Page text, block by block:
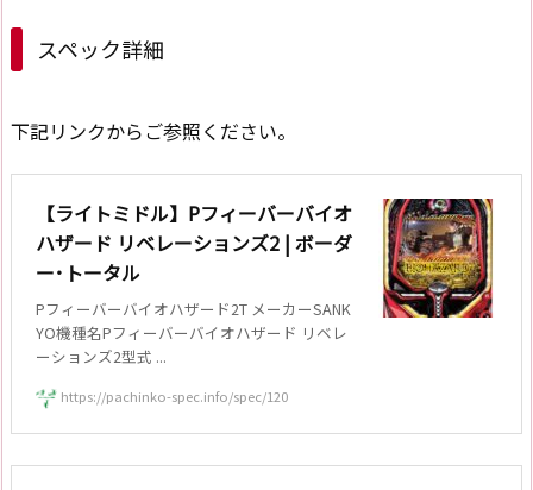
スペック詳細
下記リンクからご参照ください。
【ライトミドル】Pフィーバーバイオ
ハザード リベレーションズ2 | ボーダ
ー･トータル
Pフィーバーバイオハザード2T メーカーSANK
YO機種名Pフィーバーバイオハザード リベレ
ーションズ2型式 ...
https://pachinko-spec.info/spec/120